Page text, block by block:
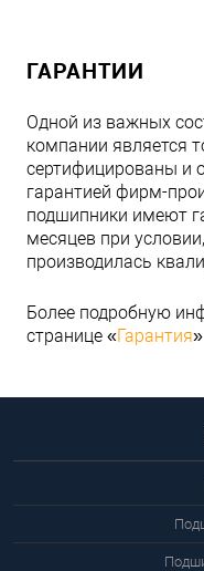
ГАРАНТИИ
Одной из важных
компании является
сертифицированы и
гарантией фирм-
подшипники имеют
месяцев при
производилась
Более подробную
странице «Гарантия»